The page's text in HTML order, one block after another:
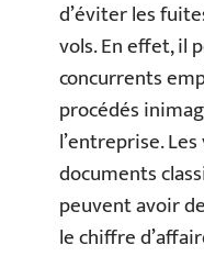
d’éviter les
vols. En effet, il
concurrents
procédés
l’entreprise.
documents
peuvent avoir
le chiffre